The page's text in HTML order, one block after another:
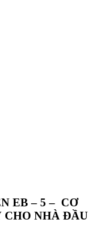
EB – 5 – CƠ
NHÀ ĐẦU